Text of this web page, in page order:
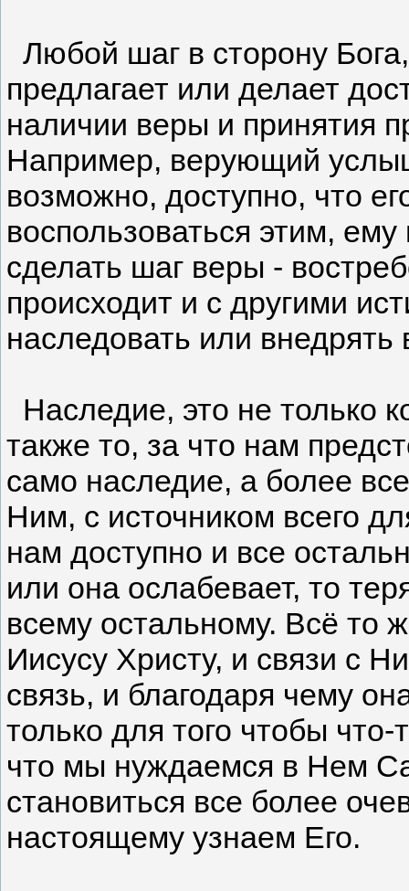
Любой шаг в сторону
предлагает или делает
наличии веры и принятия
Например, верующий
возможно, доступно, что
воспользоваться этим,
сделать шаг веры -
происходит и с другими
наследовать или
Наследие, это не только
также то, за что нам
само наследие, а более
Ним, с источником всего
нам доступно и все
или она ослабевает, то
всему остальному. Всё то
Иисусу Христу, и связи с
связь, и благодаря чему
только для того чтобы
что мы нуждаемся в Нем
становиться все более
настоящему узнаем Его.